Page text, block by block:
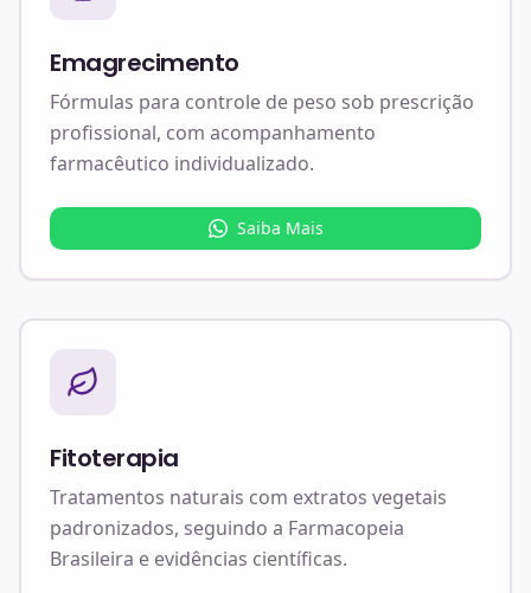
Emagrecimento
Fórmulas para controle de peso sob prescrição
profissional, com acompanhamento
farmacêutico individualizado.
Saiba Mais
Fitoterapia
Tratamentos naturais com extratos vegetais
padronizados, seguindo a Farmacopeia
Brasileira e evidências científicas.